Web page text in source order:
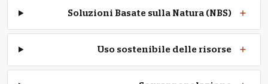
Soluzioni Basate sulla Natura (NBS)
Uso sostenibile delle risorse